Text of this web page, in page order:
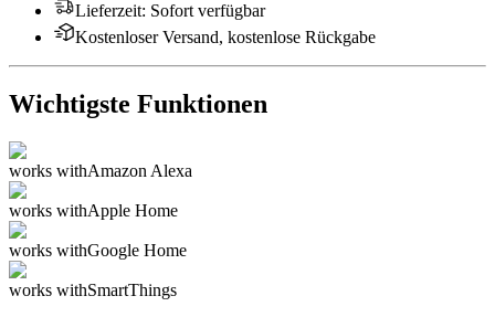
Lieferzeit: Sofort verfügbar
Kostenloser Versand, kostenlose Rückgabe
Wichtigste Funktionen
works withAmazon Alexa
works withApple Home
works withGoogle Home
works withSmartThings